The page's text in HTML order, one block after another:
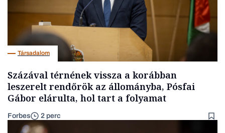
Társadalom
Százával térnének vissza a korábban
leszerelt rendőrök az állományba, Pósfai
Gábor elárulta, hol tart a folyamat
Forbes 2 perc